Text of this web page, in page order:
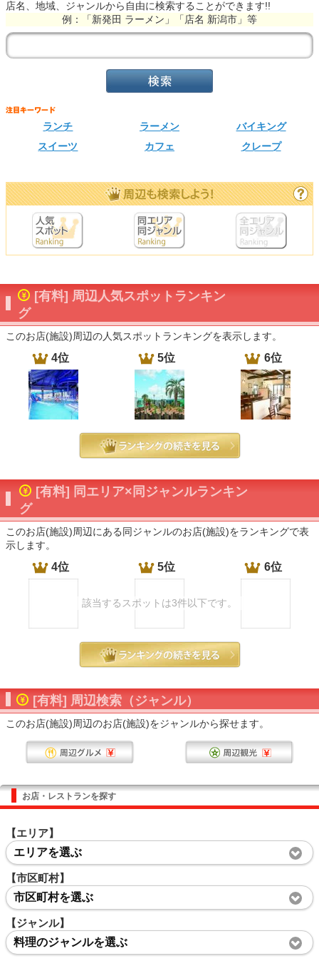
店名、地域、ジャンルから自由に検索することができます!!
例：「新発田 ラーメン」「店名 新潟市」等
ランチ ラーメン
バイキング
スイーツ
カフェ クレープ
[有料] 周辺人気スポットランキン
グ
このお店(施設)周辺の人気スポットランキングを表示します。
4位 5位 6位
[有料] 同エリア×同ジャンルランキン
グ
このお店(施設)周辺にある同ジャンルのお店(施設)をランキングで表
示します。
4位 5位 6位
該当するスポットは3件以下です。
[有料] 周辺検索（ジャンル）
このお店(施設)周辺のお店(施設)をジャンルから探せます。
お店・レストランを探す
【エリア】
エリアを選ぶ
【市区町村】
市区町村を選ぶ
【ジャンル】
料理のジャンルを選ぶ